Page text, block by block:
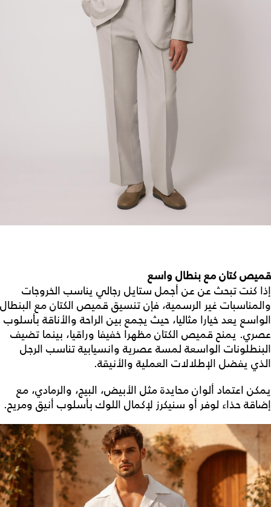
قميص كتان مع بنطال واسع
إذا كنت تبحث عن عن أجمل ستايل رجالي يناسب الخروجات
والمناسبات غير الرسمية، فإن تنسيق قميص الكتان مع البنطال
الواسع يعد خيارا مثاليا، حيث يجمع بين الراحة والأناقة بأسلوب
عصري. يمنح قميص الكتان مظهرا خفيفا وراقيا، بينما تضيف
البنطلونات الواسعة لمسة عصرية وانسيابية تناسب الرجل
الذي يفضل الإطلالات العملية والأنيقة.
يمكن اعتماد ألوان محايدة مثل الأبيض، البيج، والرمادي، مع
إضاقة حذاء لوفر أو سنيكرز لإكمال اللوك بأسلوب أنيق ومريح.